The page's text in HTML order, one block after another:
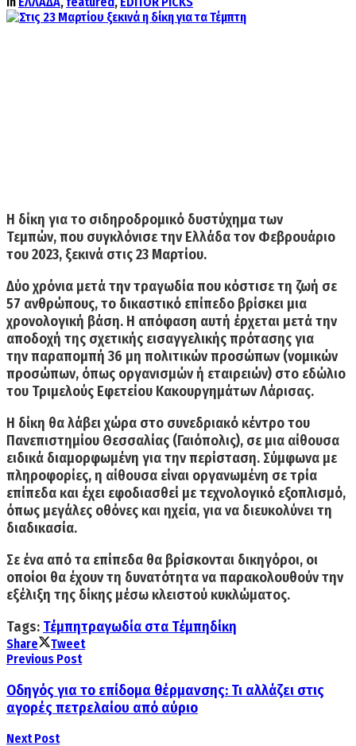
Η δίκη για το σιδηροδρομικό δυστύχημα των
Τεμπών, που συγκλόνισε την Ελλάδα τον Φεβρουάριο
του 2023, ξεκινά στις 23 Μαρτίου.
Δύο χρόνια μετά την τραγωδία που κόστισε τη ζωή σε
57 ανθρώπους, το δικαστικό επίπεδο βρίσκει μια
χρονολογική βάση. Η απόφαση αυτή έρχεται μετά την
αποδοχή της σχετικής εισαγγελικής πρότασης για
τηνπαραπομπή 36 μη πολιτικών προσώπων (νομικών
προσώπων, όπως οργανισμών ή εταιρειών) στο εδώλιο
του Τριμελούς Εφετείου Κακουργημάτων Λάρισας.
Η δίκη θα λάβει χώρα στο συνεδριακό κέντρο του
Πανεπιστημίου Θεσσαλίας (Γαιόπολις), σε μια αίθουσα
ειδικά διαμορφωμένη για την περίσταση. Σύμφωνα με
πληροφορίες, η αίθουσα είναι οργανωμένη σε τρία
επίπεδακαι έχει εφοδιασθεί με τεχνολογικό εξοπλισμό,
όπως μεγάλες οθόνες και ηχεία, για να διευκολύνει τη
διαδικασία.
Σε ένα από τα επίπεδα θα βρίσκονται δικηγόροι, οι
οποίοι θα έχουν τη δυνατότητα να παρακολουθούν την
εξέλιξη της δίκης μέσω κλειστού κυκλώματος.
Tags: Τέμπητραγωδία στα Τέμπηδίκη
Share
Tweet
Previous Post
Οδηγός για το επίδομα θέρμανσης: Τι αλλάζει στις
αγορές πετρελαίου από αύριο
Next Post